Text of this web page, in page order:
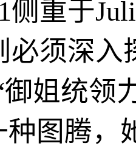
侧重于
必须深入
姐统领
种图腾，